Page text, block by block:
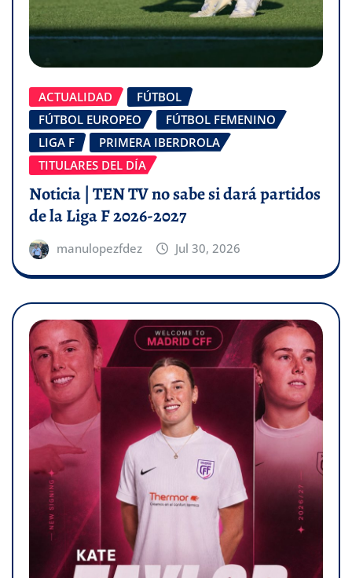
ACTUALIDAD
FÚTBOL
FÚTBOL EUROPEO
FÚTBOL FEMENINO
LIGA F
PRIMERA IBERDROLA
TITULARES DEL DÍA
Noticia | TEN TV no sabe si dará partidos
de la Liga F 2026-2027
manulopezfdez Jul 30, 2026